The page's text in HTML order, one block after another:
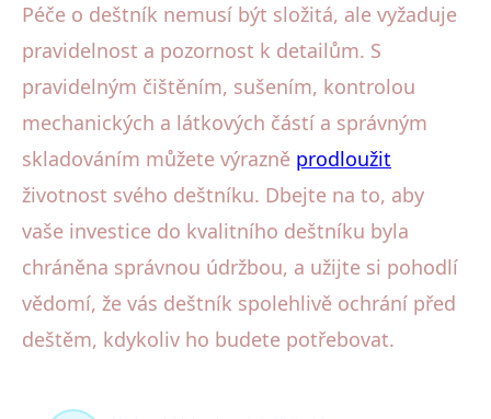
Péče o deštník nemusí být složitá, ale vyžaduje
pravidelnost a pozornost k detailům. S
pravidelným čištěním, sušením, kontrolou
mechanických a látkových částí a správným
skladováním můžete výrazně prodloužit
životnost svého deštníku. Dbejte na to, aby
vaše investice do kvalitního deštníku byla
chráněna správnou údržbou, a užijte si pohodlí
vědomí, že vás deštník spolehlivě ochrání před
deštěm, kdykoliv ho budete potřebovat.